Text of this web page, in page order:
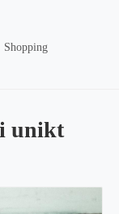
Shopping
unikt